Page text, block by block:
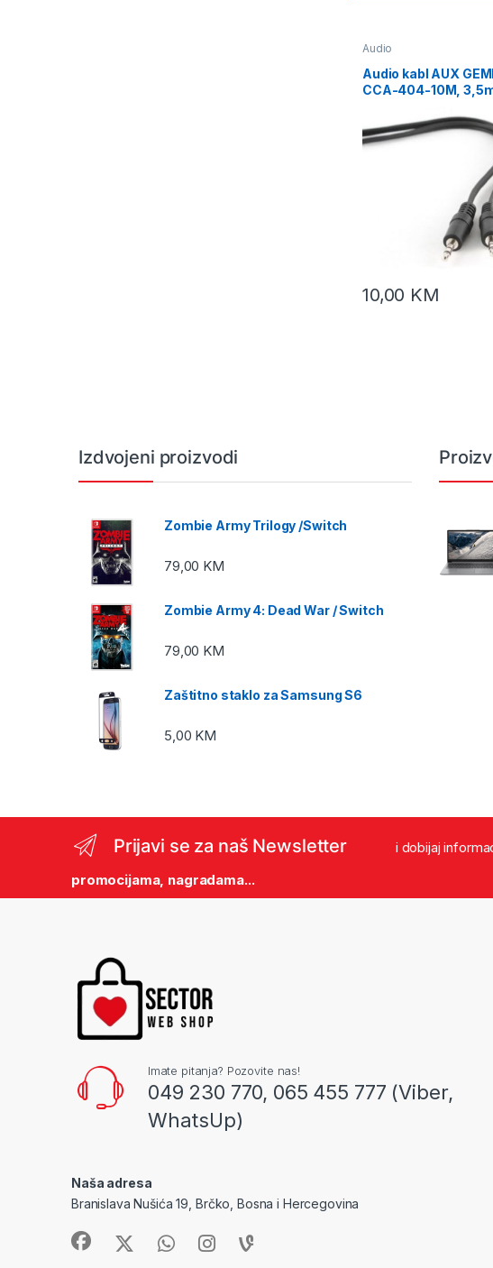
Audio
Audio kabl AUX
CCA-404-10M,
10m
10,00 KM
Izdvojeni proizvodi
Zombie Army Trilogy /Switch
79,00 KM
Zombie Army 4: Dead War / Switch
79,00 KM
Zaštitno staklo za Samsung S6
5,00 KM
Prijavi se za naš Newsletter i dobijaj
promocijama, nagradama...
Imate pitanja? Pozovite nas!
049 230 770, 065 455 777 (Viber,
WhatsUp)
Naša adresa
Branislava Nušića 19, Brčko, Bosna i Hercegovina